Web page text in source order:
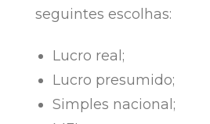
seguintes escolhas:
Lucro real;
Lucro presumido;
Simples nacional;